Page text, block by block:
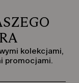
kolekcjami,
promocjami.